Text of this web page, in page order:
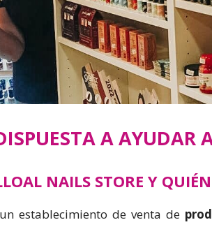
A AYUDAR
NAILS STORE Y
establecimiento de venta de